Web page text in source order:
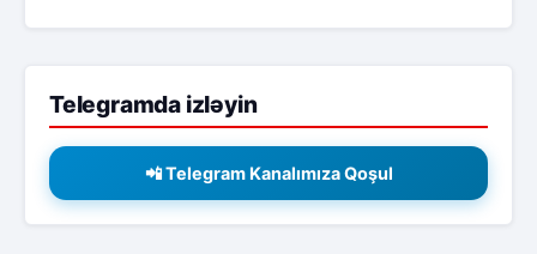
Telegramda izləyin
📲 Telegram Kanalımıza Qoşul